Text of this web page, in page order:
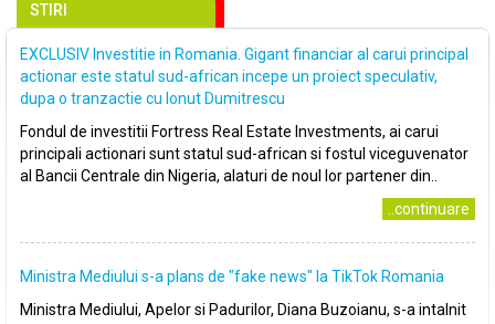
STIRI
EXCLUSIV Investitie in Romania. Gigant financiar al carui principal
actionar este statul sud-african incepe un proiect speculativ,
dupa o tranzactie cu Ionut Dumitrescu
Fondul de investitii Fortress Real Estate Investments, ai carui
principali actionari sunt statul sud-african si fostul viceguvenator
al Bancii Centrale din Nigeria, alaturi de noul lor partener din..
..continuare
Ministra Mediului s-a plans de ″fake news″ la TikTok Romania
Ministra Mediului, Apelor si Padurilor, Diana Buzoianu, s-a intalnit